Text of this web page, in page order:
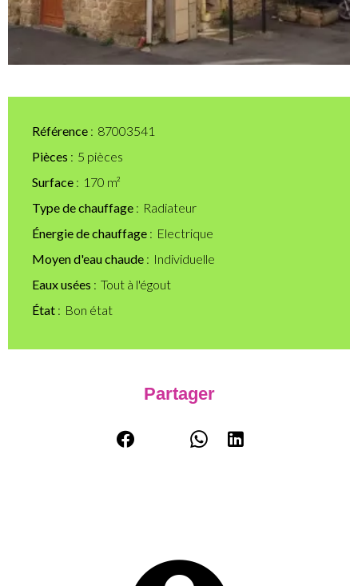
Référence
87003541
Pièces
5 pièces
Surface
170 m²
Type de chauffage
Radiateur
Énergie de chauffage
Electrique
Moyen d'eau chaude
Individuelle
Eaux usées
Tout à l'égout
État
Bon état
Partager